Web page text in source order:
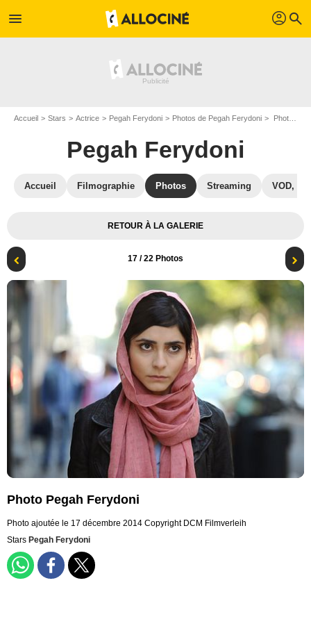
menu profil search
Accueil Stars Actrice Pegah Ferydoni Photos de Pegah Ferydoni Photo Pegah Ferydoni
Pegah Ferydoni
Accueil Filmographie Photos Streaming VOD,
RETOUR À LA GALERIE
17 / 22 Photos
Photo Pegah Ferydoni
Photo ajoutée le 17 décembre 2014 Copyright DCM Filmverleih
Stars Pegah Ferydoni